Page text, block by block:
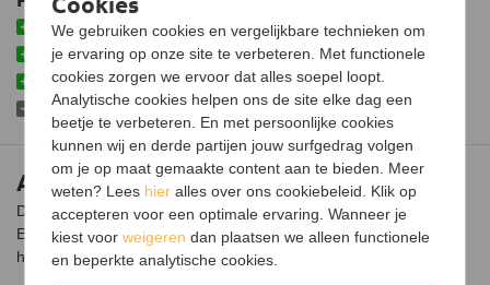
Aszuiger voor kachel
Deze aszuiger is ideaal voor het leegzuigen van de houtkachel.
Een klus die wekelijks/maandelijks moet gebeuren. Te veel as
hindert namelijk de trek van de kachel.
Behoud van je eigen stofzuiger
Eenvoudig te gebruiken
Grote inhoud van 18 liter
Bevat geen eigen motor.
We gebruiken cookies en vergelijkbare technieken om
je ervaring op onze site te verbeteren. Met functionele
cookies zorgen we ervoor dat alles soepel loopt.
Analytische cookies helpen ons de site elke dag een
beetje te verbeteren. En met persoonlijke cookies
kunnen wij en derde partijen jouw surfgedrag volgen
om je op maat gemaakte content aan te bieden. Meer
weten? Lees hier alles over ons cookiebeleid. Klik op
accepteren voor een optimale ervaring. Wanneer je
kiest voorweigeren dan plaatsen we alleen functionele
en beperkte analytische cookies.